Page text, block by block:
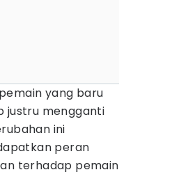
yang baru
justru mengganti
ini
peran
terhadap pemain